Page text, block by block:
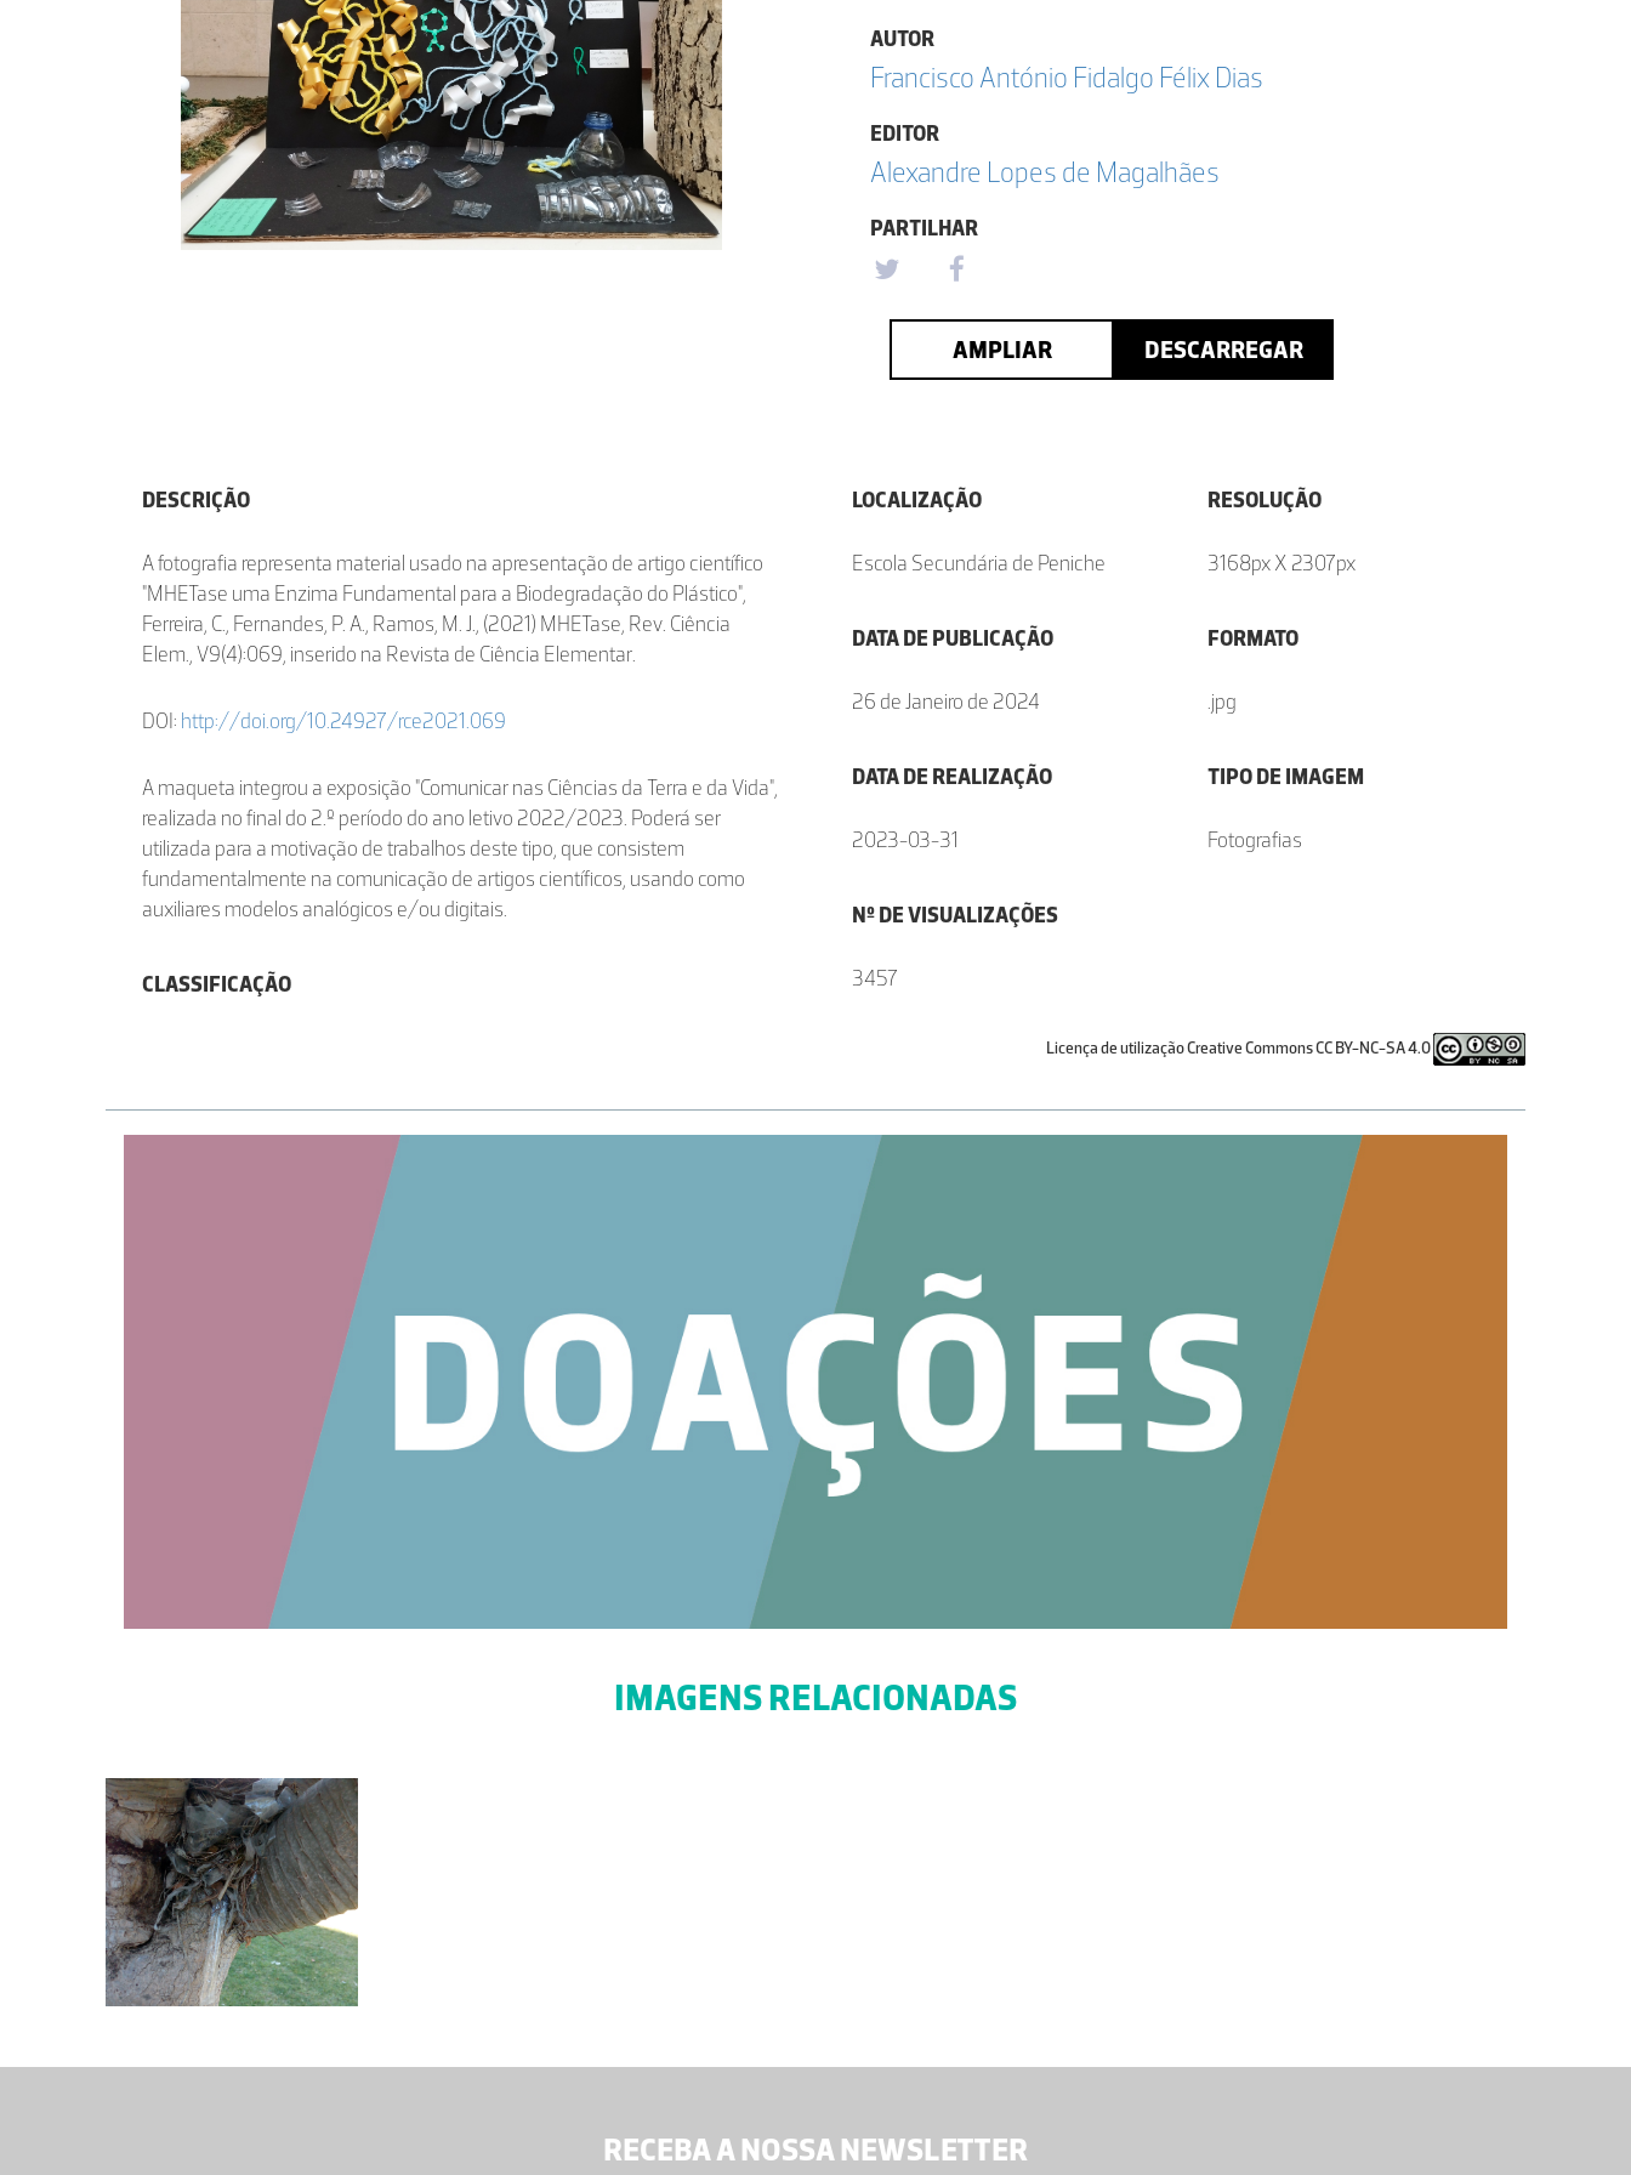
AUTOR
Francisco António Fidalgo Félix Dias
EDITOR
Alexandre Lopes de Magalhães
PARTILHAR
AMPLIAR DESCARREGAR
DESCRIÇÃO
A fotografia representa material usado na apresentação de artigo científico
"MHETase uma Enzima Fundamental para a Biodegradação do Plástico",
Ferreira, C., Fernandes, P. A., Ramos, M. J., (2021) MHETase, Rev. Ciência
Elem., V9(4):069, inserido na Revista de Ciência Elementar.
DOI: http://doi.org/10.24927/rce2021.069
A maqueta integrou a exposição "Comunicar nas Ciências da Terra e da Vida",
realizada no final do 2.º período do ano letivo 2022/2023. Poderá ser
utilizada para a motivação de trabalhos deste tipo, que consistem
fundamentalmente na comunicação de artigos científicos, usando como
auxiliares modelos analógicos e/ou digitais.
CLASSIFICAÇÃO
LOCALIZAÇÃO
Escola Secundária de Peniche
DATA DE PUBLICAÇÃO
26 de Janeiro de 2024
DATA DE REALIZAÇÃO
2023-03-31
Nº DE VISUALIZAÇÕES
3457
RESOLUÇÃO
3168px X 2307px
FORMATO
.jpg
TIPO DE IMAGEM
Fotografias
Licença de utilização Creative Commons CC BY-NC-SA 4.0
IMAGENS RELACIONADAS
RECEBA A NOSSA NEWSLETTER